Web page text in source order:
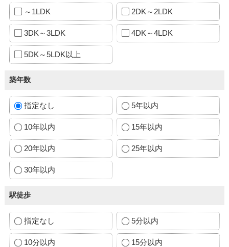
～1LDK 2DK～2LDK
3DK～3LDK 4DK～4LDK
5DK～5LDK以上
築年数
指定なし 5年以内
10年以内 15年以内
20年以内 25年以内
30年以内
駅徒歩
指定なし 5分以内
10分以内 15分以内